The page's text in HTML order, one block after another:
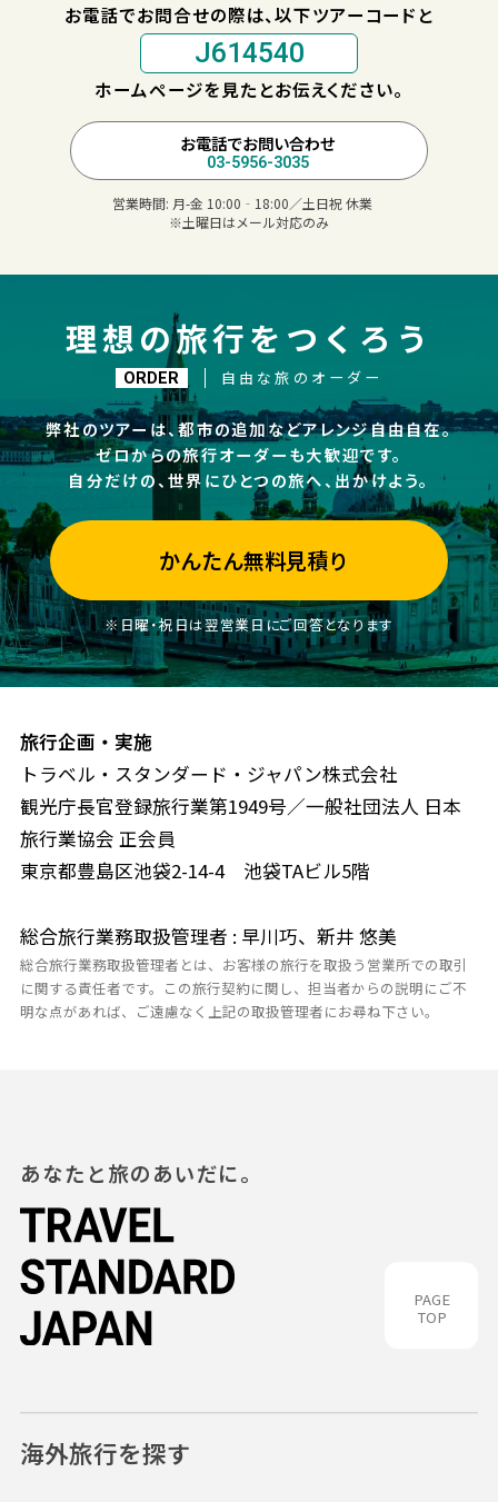
お電話でお問合せの際は、以下ツアーコードと
J614540
ホームページを見たとお伝えください。
お電話でお問い合わせ
03-5956-3035
営業時間: 月-金 10:00‐18:00／土日祝 休業
※土曜日はメール対応のみ
理想の旅行をつくろう
ORDER 自由な旅のオーダー
弊社のツアーは、都市の追加などアレンジ自由自在。
ゼロからの旅行オーダーも大歓迎です。
自分だけの、世界にひとつの旅へ、出かけよう。
かんたん無料見積り
※日曜・祝日は翌営業日にご回答となります
旅行企画・実施
トラベル・スタンダード・ジャパン株式会社
観光庁長官登録旅行業第1949号／一般社団法人 日本
旅行業協会 正会員
東京都豊島区池袋2-14-4 池袋TAビル5階
総合旅行業務取扱管理者 : 早川巧、新井 悠美
総合旅行業務取扱管理者とは、お客様の旅行を取扱う営業所での取引
に関する責任者です。この旅行契約に関し、担当者からの説明にご不
明な点があれば、ご遠慮なく上記の取扱管理者にお尋ね下さい。
PAGE
TOP
あなたと旅のあいだに。
海外旅行を探す